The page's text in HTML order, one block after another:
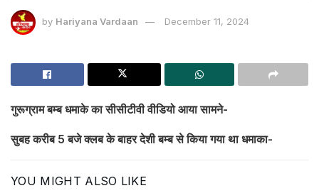
by Hariyana Vardaan December 11, 2024
गुरूग्राम बम्ब धमाके का सीसीटीवी वीडियो आया सामने-
सुबह करीब 5 बजे क्लब के बाहर देशी बम्ब से किया गया था धमाका-
YOU MIGHT ALSO LIKE